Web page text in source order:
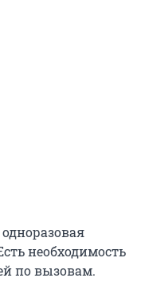
необходимость
по вызовам.